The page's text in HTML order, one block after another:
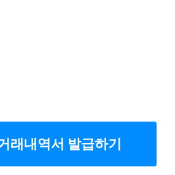
래내역서 발급하기